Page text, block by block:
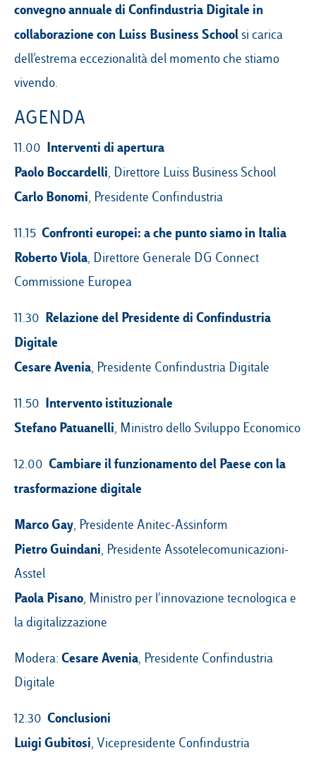
convegno annuale di Confindustria Digitale in
collaborazione con Luiss Business Schoolsi carica
dell’estrema eccezionalità del momento che stiamo
vivendo.
AGENDA
11.00 Interventi di apertura
Paolo Boccardelli, Direttore Luiss Business School
Carlo Bonomi, Presidente Confindustria
11.15 Confronti europei: a che punto siamo in Italia
Roberto Viola, Direttore Generale DG Connect
Commissione Europea
11.30 Relazione del Presidente di Confindustria
Digitale
CesareAvenia, Presidente Confindustria Digitale
11.50 Intervento istituzionale
Stefano Patuanelli, Ministro dello Sviluppo Economico
12.00 Cambiare il funzionamento del Paese con la
trasformazione digitale
Marco Gay, Presidente Anitec-Assinform
PietroGuindani, Presidente Assotelecomunicazioni-
Asstel
Paola Pisano, Ministro per l’innovazione tecnologica e
la digitalizzazione
Modera: CesareAvenia, Presidente Confindustria
Digitale
12.30 Conclusioni
Luigi Gubitosi, Vicepresidente Confindustria